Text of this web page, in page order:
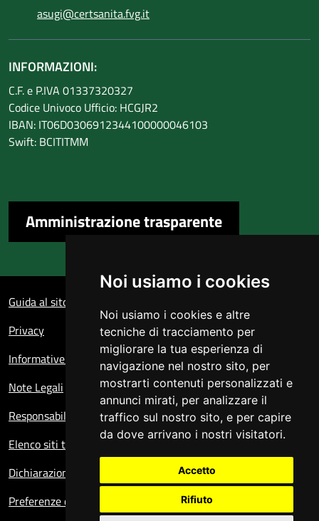
Noi usiamo i cookies
Noi usiamo i cookies e altre
tecniche di tracciamento per
migliorare la tua esperienza di
navigazione nel nostro sito, per
mostrarti contenuti personalizzati e
annunci mirati, per analizzare il
traffico sul nostro sito, e per capire
da dove arrivano i nostri visitatori.
Accetto
Rifiuto
asugi@certsanita.fvg.it
INFORMAZIONI:
C.F. e P.IVA 01337320327
Codice Univoco Ufficio: HCGJR2
IBAN: IT06D0306912344100000046103
Swift: BCITITMM
Amministrazione trasparente
Guida al sito
Privacy
Informative sul trattamento dei dati personali
Note Legali
Responsabile del sito
Elenco siti tematici
Dichiarazione di accessibilità
Preferenze cookie